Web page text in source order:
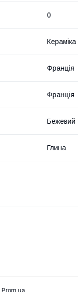
0
Кераміка
Франція
Франція
Бежевий
Глина
Prom.ua